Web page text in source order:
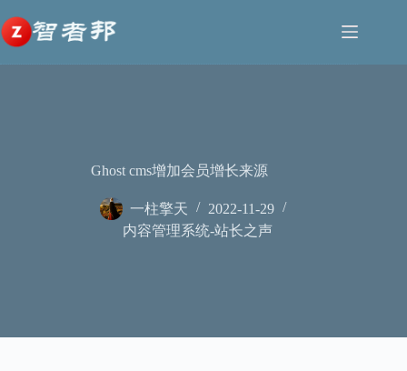
至
内
容
Ghost cms增加会员增长来源
一柱擎天
2022-11-29
内容管理系统-站长之声